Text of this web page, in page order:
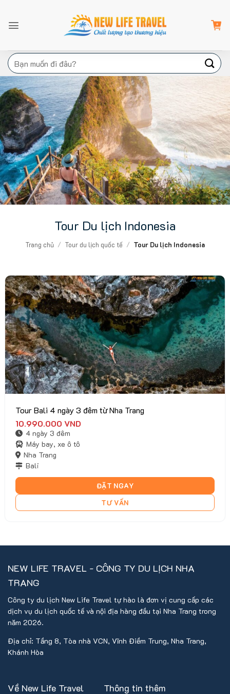
nội
Tìm
kiếm:
Tour Du lịch Indonesia
Trang chủ / Tour du lịch quốc tế / Tour Du lịch Indonesia
ĐẶT NGAY
TƯ VẤN
Tour Bali 4 ngày 3 đêm từ Nha Trang
10.990.000 VND
4 ngày 3 đêm
Máy bay, xe ô tô
Nha Trang
Bali
NEW LIFE TRAVEL - CÔNG TY DU LỊCH NHA
TRANG
Công ty du lịch New Life Travel tự hào là đơn vị cung cấp các
dịch vụ du lịch quốc tế và nội địa hàng đầu tại Nha Trang trong
năm 2026.
Địa chỉ: Tầng 8, Tòa nhà VCN, Vĩnh Điềm Trung, Nha Trang,
Khánh Hòa
Về New Life Travel Thông tin thêm